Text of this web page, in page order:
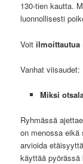
130-tien kautta.
luonnollisesti
Voitilmoittautua
Vanhat viisaudet:
Miksi
Ryhmässä
on menossa eikä
arvioida
käyttää